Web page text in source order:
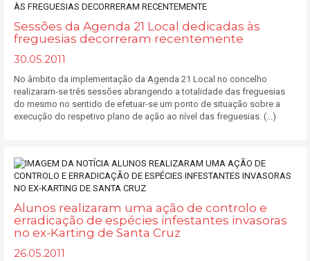
Sessões da Agenda 21 Local dedicadas às
freguesias decorreram recentemente
30.05.2011
No âmbito da implementação da Agenda 21 Local no concelho
realizaram-se três sessões abrangendo a totalidade das freguesias
do mesmo no sentido de efetuar-se um ponto de situação sobre a
execução do respetivo plano de ação ao nível das freguesias. (...)
Alunos realizaram uma ação de controlo e
erradicação de espécies infestantes invasoras
no ex-Karting de Santa Cruz
26.05.2011